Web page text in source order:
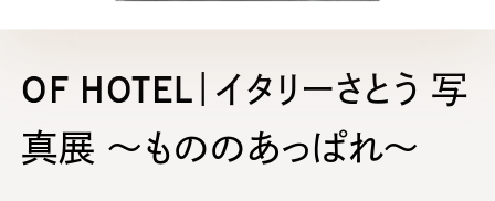
OF HOTEL｜イタリーさとう 写
真展 ～もののあっぱれ～